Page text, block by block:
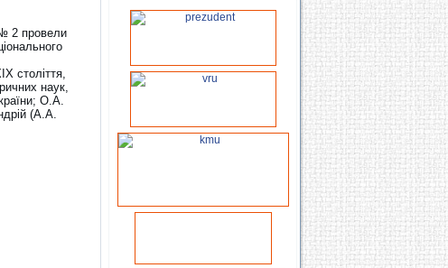
№ 2 провели
століття,
наук,
О.А.
(А.А.